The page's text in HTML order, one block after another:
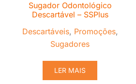
Sugador Odontológico
Descartável – SSPlus
Descartáveis, Promoções,
Sugadores
LER MAIS